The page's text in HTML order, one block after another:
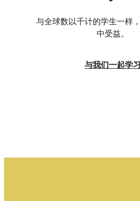
与全球数以千计的学生一样
中受益。
与我们一起学习